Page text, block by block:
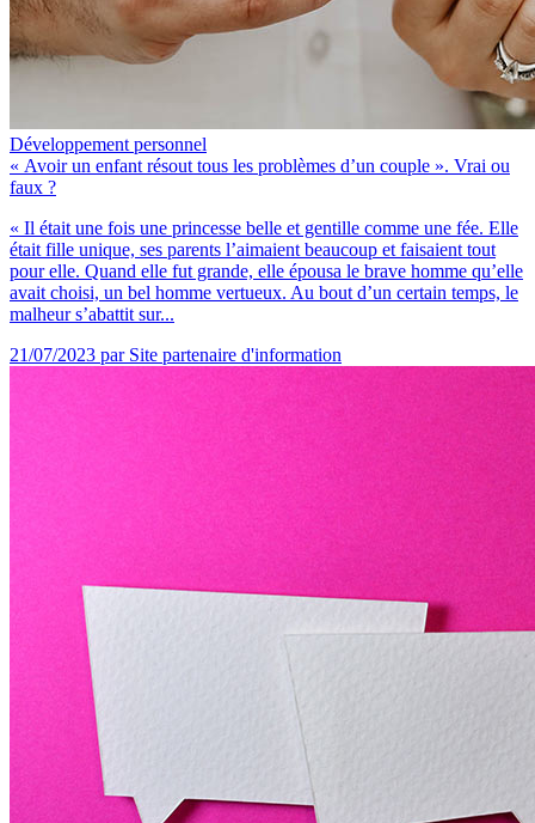
Développement personnel
« Avoir un enfant résout tous les problèmes d’un couple ». Vrai ou
faux ?
« Il était une fois une princesse belle et gentille comme une fée. Elle
était fille unique, ses parents l’aimaient beaucoup et faisaient tout
pour elle. Quand elle fut grande, elle épousa le brave homme qu’elle
avait choisi, un bel homme vertueux. Au bout d’un certain temps, le
malheur s’abattit sur...
21/07/2023 par Site partenaire d'information